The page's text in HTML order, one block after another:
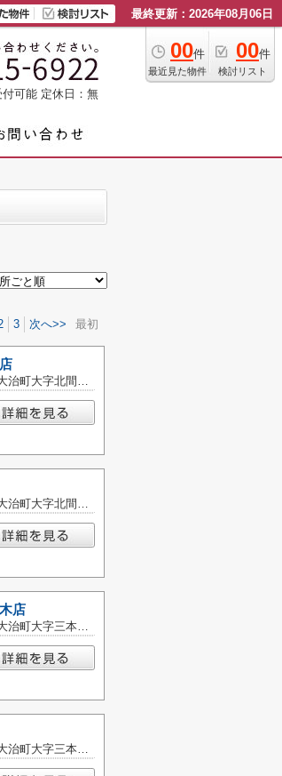
最終更新：2026年08月06日
00件
最近見た物件
00件
検討リスト
付可能 定休日：無
3 次へ>> 最初
愛知県海部郡大治町大字北間島字宮東
愛知県海部郡大治町大字北間島字屋敷
店
愛知県海部郡大治町大字三本木字堅田
愛知県海部郡大治町大字三本木字金久